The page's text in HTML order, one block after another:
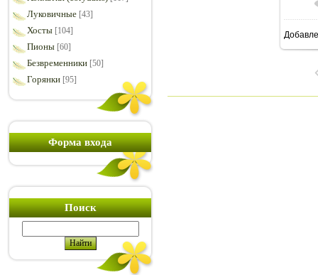
Луковичные [43]
Хосты [104]
Пионы [60]
Безвременники [50]
Горянки [95]
Форма входа
Поиск